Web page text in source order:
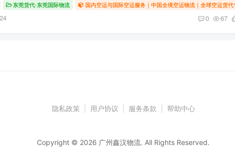
东莞货代-东莞国际物流 国内空运与国际空运服务｜中国全境空运物流｜全球空运货代
0 67
隐私政策 用户协议 服务条款 帮助中心
Copyright © 2026 广州鑫汉物流. All Rights Reserved.